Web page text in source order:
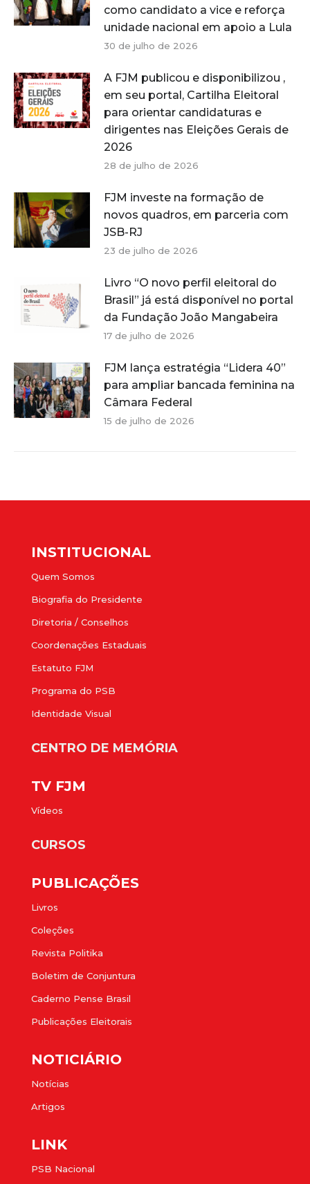
como candidato a vice e reforça
unidade nacional em apoio a Lula
30 de julho de 2026
A FJM publicou e disponibilizou ,
em seu portal, Cartilha Eleitoral
para orientar candidaturas e
dirigentes nas Eleições Gerais de
2026
28 de julho de 2026
FJM investe na formação de
novos quadros, em parceria com
JSB-RJ
23 de julho de 2026
Livro “O novo perfil eleitoral do
Brasil” já está disponível no portal
da Fundação João Mangabeira
17 de julho de 2026
FJM lança estratégia “Lidera 40”
para ampliar bancada feminina na
Câmara Federal
15 de julho de 2026
INSTITUCIONAL
Quem Somos
Biografia do Presidente
Diretoria / Conselhos
Coordenações Estaduais
Estatuto FJM
Programa do PSB
Identidade Visual
CENTRO DE MEMÓRIA
TV FJM
Vídeos
CURSOS
PUBLICAÇÕES
Livros
Coleções
Revista Politika
Boletim de Conjuntura
Caderno Pense Brasil
Publicações Eleitorais
NOTICIÁRIO
Notícias
Artigos
LINK
PSB Nacional